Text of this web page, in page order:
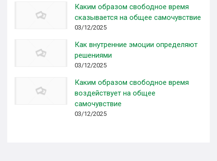
Каким образом свободное время
сказывается на общее самочувствие
03/12/2025
Как внутренние эмоции определяют
решениями
03/12/2025
Каким образом свободное время
воздействует на общее
самочувствие
03/12/2025